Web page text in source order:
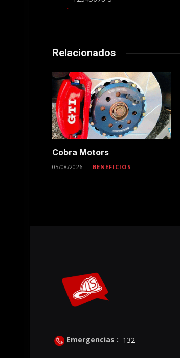
Relacionados
Cobra Motors
05/08/2026 BENEFICIOS
Emergencias : 132